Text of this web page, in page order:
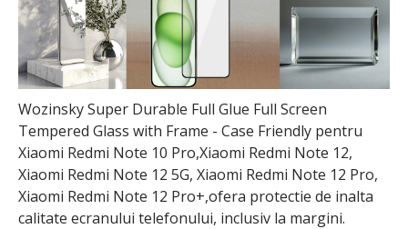
Wozinsky Super Durable Full Glue Full Screen
Tempered Glass with Frame - Case Friendly pentru
Xiaomi Redmi Note 10 Pro,Xiaomi Redmi Note 12,
Xiaomi Redmi Note 12 5G, Xiaomi Redmi Note 12 Pro,
Xiaomi Redmi Note 12 Pro+,ofera protectie de inalta
calitate ecranului telefonului, inclusiv la margini.